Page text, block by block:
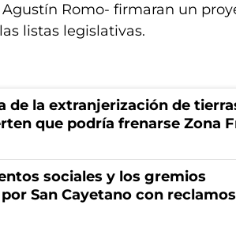
Romo- firmaran un
listas legislativas.
de la extranjerización de
que podría frenarse Zona
sociales y los gremios
San Cayetano con